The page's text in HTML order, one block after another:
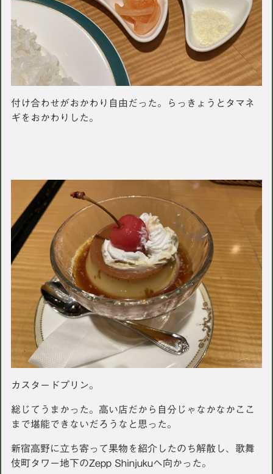
付け合わせがおかわり自由だった。らっきょうとタマネ
ギをおかわりした。
カスタードプリン。
総じてうまかった。高い店だから自分じゃなかなかここ
まで堪能できないだろうなと思った。
新宿高野に立ち寄って果物を紹介したのち解散し、歌舞
伎町タワー地下のZepp Shinjukuへ向かった。